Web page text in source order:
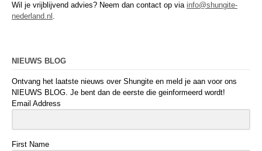
Wil je vrijblijvend advies? Neem dan contact op via info@shungite-
nederland.nl .
NIEUWS BLOG
Ontvang het laatste nieuws over Shungite en meld je aan voor ons
NIEUWS BLOG. Je bent dan de eerste die geinformeerd wordt!
Email Address
First Name